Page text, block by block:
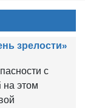
зрелости»
с
на этом